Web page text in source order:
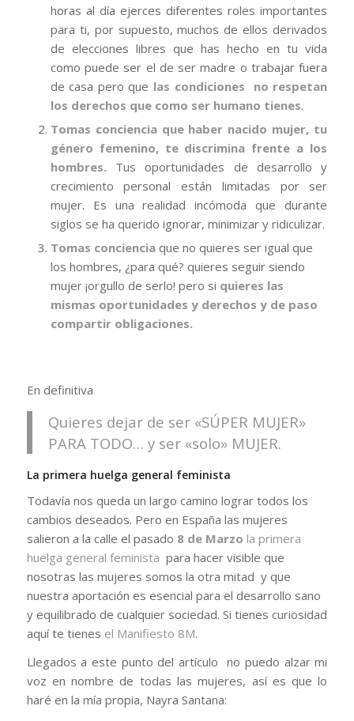
horas al día ejerces diferentes roles importantes
para ti, por supuesto, muchos de ellos derivados
de elecciones libres que has hecho en tu vida
como puede ser el de ser madre o trabajar fuera
de casa pero que las condiciones no respetan
los derechos que como ser humano tienes.
Tomas conciencia que haber nacido mujer, tu
género femenino, te discrimina frente a los
hombres. Tus oportunidades de desarrollo y
crecimiento personal están limitadas por ser
mujer. Es una realidad incómoda que durante
siglos se ha querido ignorar, minimizar y ridiculizar.
Tomas concienciaque no quieres ser igual que
los hombres, ¿para qué? quieres seguir siendo
mujer ¡orgullo de serlo! pero si quieres las
mismas oportunidades y derechos y de paso
compartir obligaciones.
En definitiva
Quieres dejar de ser «SÚPER MUJER»
PARA TODO… y ser «solo» MUJER.
La primera huelga general feminista
Todavía nos queda un largo camino lograr todos los
cambios deseados. Pero en España las mujeres
salieron a la calle el pasado 8 de Marzo la primera
huelga general feminista para hacer visible que
nosotras las mujeres somos la otra mitad y que
nuestra aportación es esencial para el desarrollo sano
y equilibrado de cualquier sociedad. Si tienes curiosidad
aquí te tienes el Manifiesto 8M.
Llegados a este punto del artículo no puedo alzar mi
voz en nombre de todas las mujeres, así es que lo
haré en la mía propia, Nayra Santana: